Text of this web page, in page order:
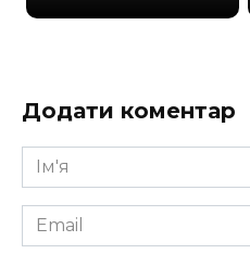
Додати коментар
Ім'я
*
Email
*